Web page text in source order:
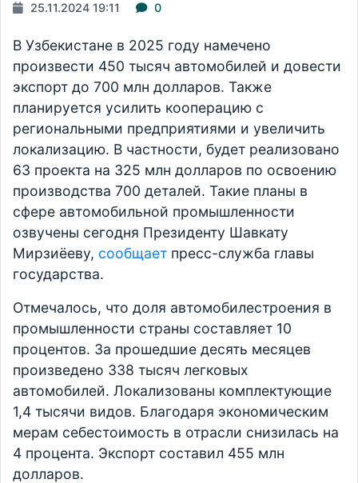
25.11.2024 19:11 0
В Узбекистане в 2025 году намечено
произвести 450 тысяч автомобилей и довести
экспорт до 700 млн долларов. Также
планируется усилить кооперацию с
региональными предприятиями и увеличить
локализацию. В частности, будет реализовано
63 проекта на 325 млн долларов по освоению
производства 700 деталей. Такие планы в
сфере автомобильной промышленности
озвучены сегодня Президенту Шавкату
Мирзиёеву, сообщает пресс-служба главы
государства.
Отмечалось, что доля автомобилестроения в
промышленности страны составляет 10
процентов. За прошедшие десять месяцев
произведено 338 тысяч легковых
автомобилей. Локализованы комплектующие
1,4 тысячи видов. Благодаря экономическим
мерам себестоимость в отрасли снизилась на
4 процента. Экспорт составил 455 млн
долларов.